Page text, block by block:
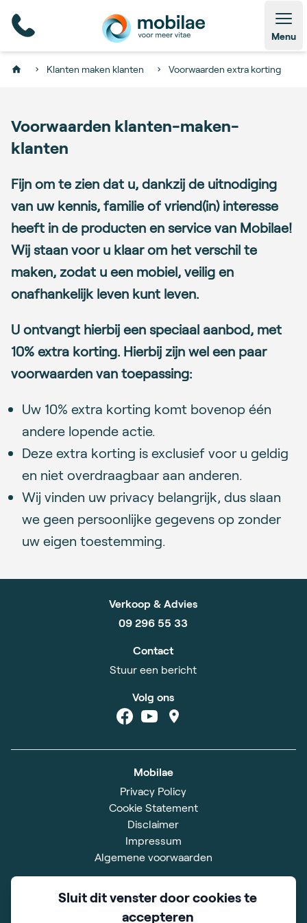
Menu
Home Klanten maken klanten Voorwaarden extra korting
Voorwaarden klanten-maken-
klanten
Fijn om te zien dat u, dankzij de uitnodiging
van uw kennis, familie of vriend(in) interesse
heeft in de producten en service van Mobilae!
Wij staan voor u klaar om het verschil te
maken, zodat u een mobiel, veilig en
onafhankelijk leven kunt leven.
U ontvangt hierbij een speciaal aanbod, met
10% extra korting. Hierbij zijn wel een paar
voorwaarden van toepassing:
Uw 10% extra korting komt bovenop één
andere lopende actie.
Deze extra korting is exclusief voor u geldig
en niet overdraagbaar aan anderen.
Wij vinden uw privacy belangrijk, dus slaan
we geen persoonlijke gegevens op zonder
uw eigen toestemming.
Verkoop & Advies
09 296 55 33
Contact
Stuur een bericht
Volg ons
Mobilae
Privacy Policy
Cookie Statement
Disclaimer
Impressum
Algemene voorwaarden
Xavier De Cocklaan 42
9831 Deurle
Sluit dit venster door cookies te
accepteren